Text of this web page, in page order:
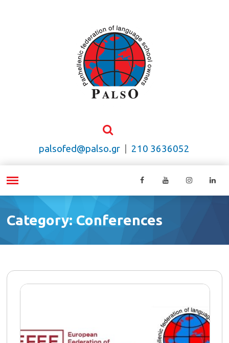
palsofed@palso.gr 210 3636052
Category: Conferences